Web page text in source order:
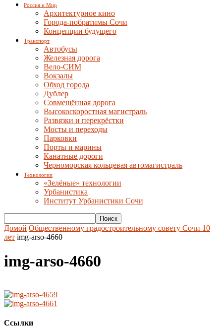
Россия и Мир
Архитектурное кино
Города-побратимы Сочи
Концепции будущего
Транспорт
Автобусы
Железная дорога
Вело-СИМ
Вокзалы
Обход города
Дублер
Совмещённая дорога
Высокоскоростная магистраль
Развязки и перекрёстки
Мосты и переходы
Парковки
Порты и марины
Канатные дороги
Черноморская кольцевая автомагистраль
Технологии
«Зелёные» технологии
Урбанистика
Институт Урбанистики Сочи
Домой Общественному градостроительному совету Сочи 10
лет img-arso-4660
img-arso-4660
Ссылки